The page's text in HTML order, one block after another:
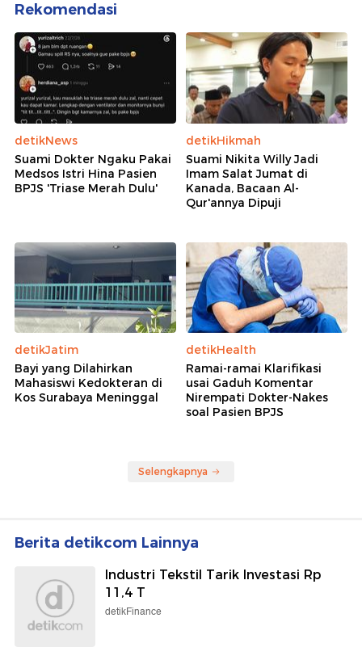
Rekomendasi
detikNews
Suami Dokter Ngaku Pakai
Medsos Istri Hina Pasien
BPJS 'Triase Merah Dulu'
detikHikmah
Suami Nikita Willy Jadi
Imam Salat Jumat di
Kanada, Bacaan Al-
Qur'annya Dipuji
detikJatim
Bayi yang Dilahirkan
Mahasiswi Kedokteran di
Kos Surabaya Meninggal
detikHealth
Ramai-ramai Klarifikasi
usai Gaduh Komentar
Nirempati Dokter-Nakes
soal Pasien BPJS
Selengkapnya
Berita detikcom Lainnya
Industri Tekstil Tarik Investasi Rp
11,4 T
detikFinance